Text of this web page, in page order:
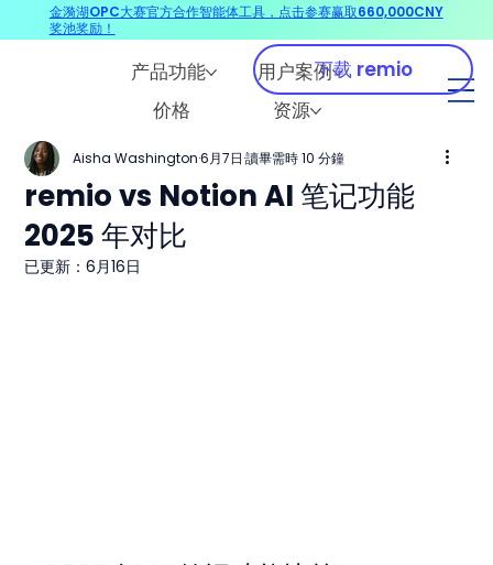
产品功能
用户案例
价格
资源
下载 remio
remio vs Notion AI 笔记功能
2025 年对比
Aisha Washington 6月7日 讀畢需時 10 分鐘
已更新：6月16日
金漪湖OPC大赛官方合作智能体工具，点击参赛赢取660,000CNY
奖池奖励！